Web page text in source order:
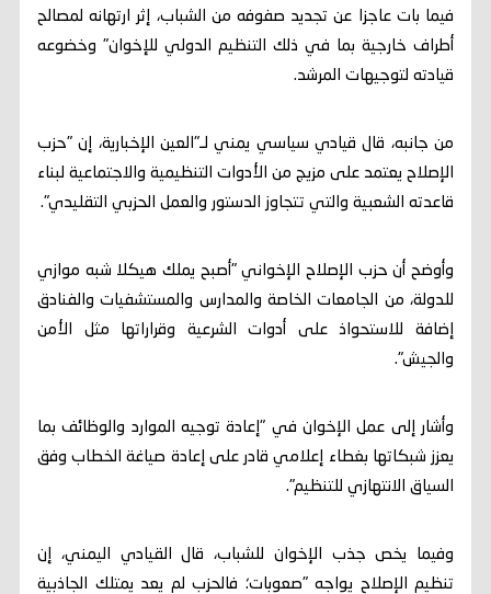
فيما بات عاجزا عن تجديد صفوفه من الشباب، إثر ارتهانه لمصالح
أطراف خارجية بما في ذلك التنظيم الدولي للإخوان" وخضوعه
قيادته لتوجيهات المرشد.
من جانبه، قال قيادي سياسي يمني لـ"العين الإخبارية، إن "حزب
الإصلاح يعتمد على مزيج من الأدوات التنظيمية والاجتماعية لبناء
قاعدته الشعبية والتي تتجاوز الدستور والعمل الحزبي التقليدي".
وأوضح أن حزب الإصلاح الإخواني "أصبح يملك هيكلا شبه موازي
للدولة، من الجامعات الخاصة والمدارس والمستشفيات والفنادق
إضافة للاستحواذ على أدوات الشرعية وقراراتها مثل الأمن
والجيش".
وأشار إلى عمل الإخوان في "إعادة توجيه الموارد والوظائف بما
يعزز شبكاتها بغطاء إعلامي قادر على إعادة صياغة الخطاب وفق
السياق الانتهازي للتنظيم".
وفيما يخص جذب الإخوان للشباب، قال القيادي اليمني، إن
تنظيم الإصلاح يواجه "صعوبات؛ فالحزب لم يعد يمتلك الجاذبية